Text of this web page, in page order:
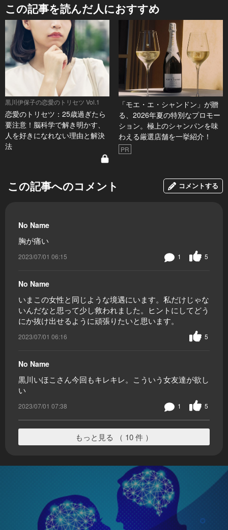
この記事を読んだ人におすすめ
黒川伊保子の恋愛のトリセツ Vol.1
恋愛のトリセツ：25歳過ぎたら
要注意！脳科学で解き明かす、
人を好きになれない理由と解決
法
「モエ・エ・シャンドン」が贈
る、2026年夏の特別なプロモー
ション。極上のシャンパンを味
わえる厳選店舗を一挙紹介！
PR
この記事へのコメント コメントする
No Name
胸が痛い
2023/07/01 06:15 5
1
No Name
いまこの女性と同じような境遇にいます。私だけじゃな
いんだなと思って少し救われました。ヒントにしてどう
にか抜け出せるように頑張りたいと思います。
2023/07/01 06:16 5
No Name
黒川いほこさん今回もキレキレ。こういう女友達が欲し
い
2023/07/01 07:38 5
1
もっと見る （ 10 件 ）